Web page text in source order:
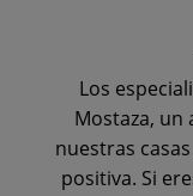
Los
Mostaza,
nuestras
positiva. Si